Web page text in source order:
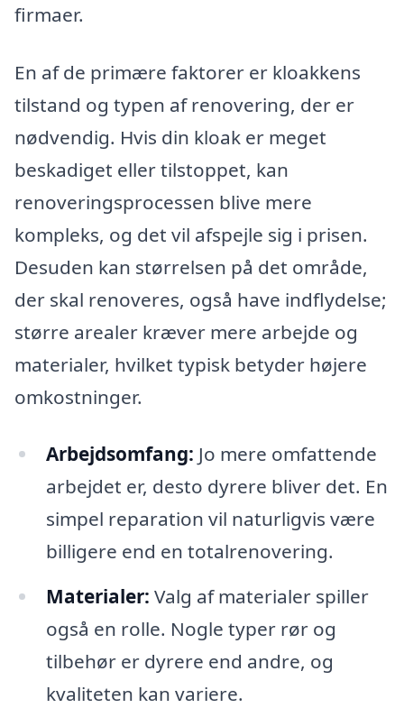
firmaer.
En af de primære faktorer er kloakkens
tilstand og typen af renovering, der er
nødvendig. Hvis din kloak er meget
beskadiget eller tilstoppet, kan
renoveringsprocessen blive mere
kompleks, og det vil afspejle sig i prisen.
Desuden kan størrelsen på det område,
der skal renoveres, også have indflydelse;
større arealer kræver mere arbejde og
materialer, hvilket typisk betyder højere
omkostninger.
Arbejdsomfang: Jo mere omfattende
arbejdet er, desto dyrere bliver det. En
simpel reparation vil naturligvis være
billigere end en totalrenovering.
Materialer: Valg af materialer spiller
også en rolle. Nogle typer rør og
tilbehør er dyrere end andre, og
kvaliteten kan variere.